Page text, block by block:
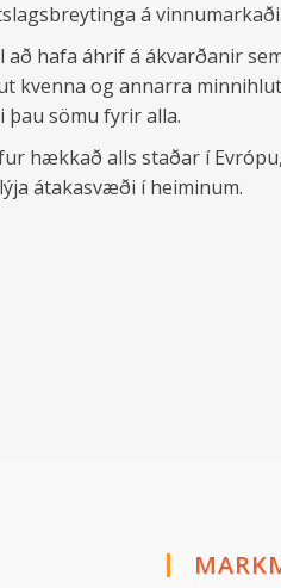
á vinnumarkaði.
að hafa áhrif á ákvarðanir
kvenna og annarra
sömu fyrir alla.
hækkað alls staðar í
átakasvæði í heiminum.